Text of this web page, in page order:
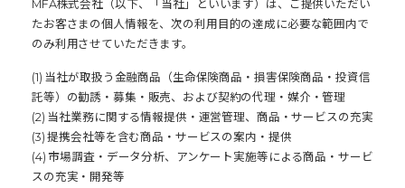
MFA株式会社（以下、「当社」といいます）は、ご提供いただい
たお客さまの個人情報を、次の利用目的の達成に必要な範囲内で
のみ利用させていただきます。
(1) 当社が取扱う金融商品（生命保険商品・損害保険商品・投資信
託等）の勧誘・募集・販売、および契約の代理・媒介・管理
(2) 当社業務に関する情報提供・運営管理、商品・サービスの充実
(3) 提携会社等を含む商品・サービスの案内・提供
(4) 市場調査・データ分析、アンケート実施等による商品・サービ
スの充実・開発等